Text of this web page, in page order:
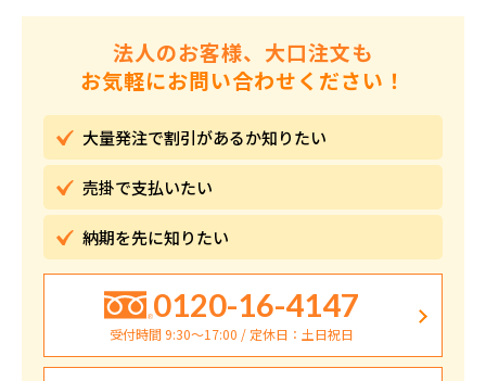
法人のお客様、大口注文も
お気軽にお問い合わせください！
大量発注で割引があるか知りたい
売掛で支払いたい
納期を先に知りたい
0120-16-4147
受付時間 9:30〜17:00 / 定休日：土日祝日